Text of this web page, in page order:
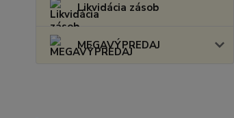
Likvidácia zásob
MEGAVÝPREDAJ